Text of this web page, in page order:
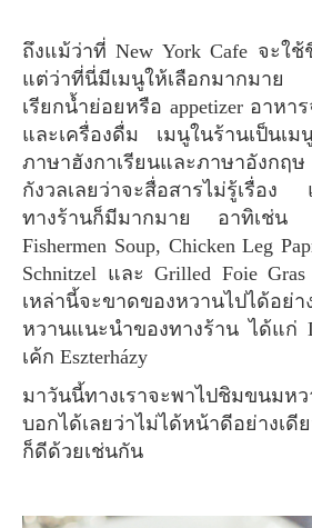
ถึงแม้ว่าที่ New York Cafe จะใช้ชื่อว่าเป็นคาเฟ่ หาก
แต่ว่าที่นี่มีเมนูให้เลือกมากมา
เรียกน้ำย่อยหรือ appetizer อาห
และเครื่องดื่ม เมนูในร้านเป็น
ภาษาฮังกาเรียนและภาษาอังกฤษ
กังวลเลยว่าจะสื่อสารไม่รู้เรื่อง
ทางร้านก็มีมากมาย อาทิเช่
Fishermen Soup, Chicken Leg
Schnitzel และ Grilled Foie
เหล่านี้จะขาดของหวานไปได้อ
หวานแนะนำของทางร้าน ได้แก่
เค้ก Eszterházy
มาวันนี้ทางเราจะพาไปชิมขนมหวานของทางร้านกัน
บอกได้เลยว่าไม่ได้หน้าดีอย่างเดี
ก็ดีด้วยเช่นกัน